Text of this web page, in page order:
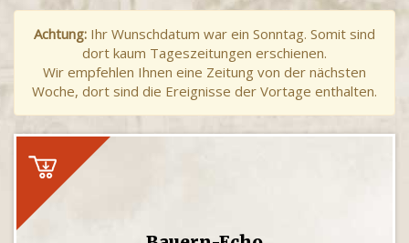
Achtung: Ihr Wunschdatum war ein Sonntag. Somit sind
dort kaum Tageszeitungen erschienen.
Wir empfehlen Ihnen eine Zeitung von der nächsten
Woche, dort sind die Ereignisse der Vortage enthalten.